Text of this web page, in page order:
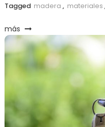
Tagged madera , materiales
más